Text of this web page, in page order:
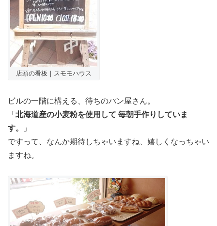
店頭の看板｜スモモハウス
ビルの一階に構える、待ちのパン屋さん。
「 北海道産の小麦粉を使用して 毎朝手作りしていま
す。
」
ですって、なんか期待しちゃいますね、嬉しくなっちゃい
ますね。